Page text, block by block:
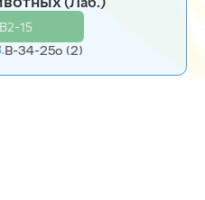
15
В-34-25o (2)